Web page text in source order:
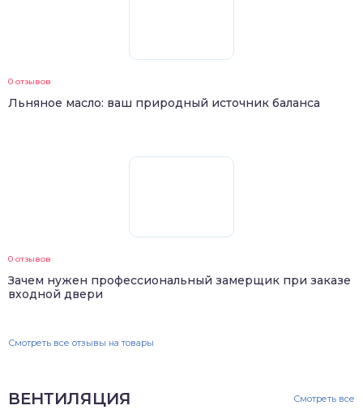
0 отзывов
Льняное масло: ваш природный источник баланса
0 отзывов
Зачем нужен профессиональный замерщик при заказе
входной двери
Смотреть все отзывы на товары
ВЕНТИЛЯЦИЯ Смотреть все